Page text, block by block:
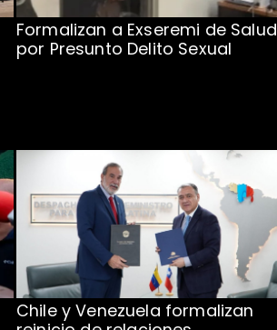
Formalizan a Exseremi de Salud
por Presunto Delito Sexual
Chile y Venezuela formalizan